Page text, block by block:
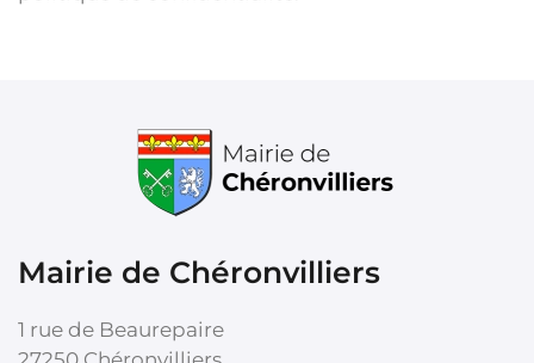
Mairie de Chéronvilliers
1 rue de Beaurepaire